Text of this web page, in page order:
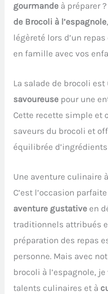
gourmande à préparer
de Brocoli à l’espagnole
légèreté lors d’un
en famille avec vos
La salade de brocoli est
savoureuse pour une
Cette recette simple et
saveurs du brocoli et
équilibrée
Une aventure culinaire
C’est l’occasion
aventure gustative en
traditionnels attribués
préparation des repas
personne. Mais avec
brocoli à l’espagnole,
talents culinaires et à